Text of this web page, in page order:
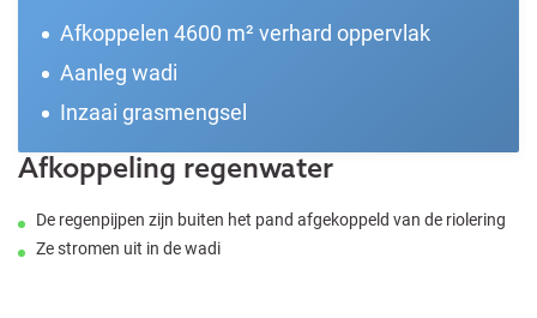
Afkoppelen 4600 m² verhard oppervlak
Aanleg wadi
Inzaai grasmengsel
Afkoppeling regenwater
De regenpijpen zijn buiten het pand afgekoppeld van de riolering
Ze stromen uit in de wadi